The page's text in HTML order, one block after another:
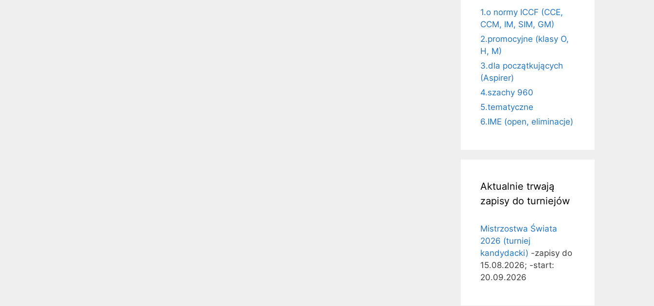
1.o normy ICCF (CCE,
CCM, IM, SIM, GM)
2.promocyjne (klasy O,
H, M)
3.dla początkujących
(Aspirer)
4.szachy 960
5.tematyczne
6.IME (open, eliminacje)
Aktualnie trwają
zapisy do turniejów
Mistrzostwa Świata
2026 (turniej
kandydacki) -zapisy do
15.08.2026; -start:
20.09.2026